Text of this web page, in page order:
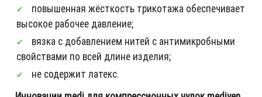
повышенная жёсткость трикотажа обеспечивает
высокое рабочее давление;
вязка с добавлением нитей с антимикробными
свойствами по всей длине изделия;
не содержит латекс.